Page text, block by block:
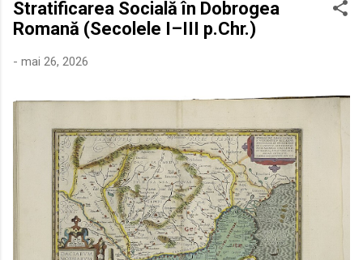
Stratificarea Socială în Dobrogea
Romană (Secolele I–III p.Chr.)
- mai 26, 2026